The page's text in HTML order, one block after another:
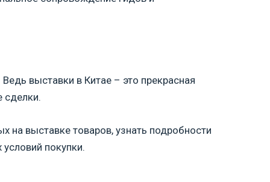
выставки в Китае – это прекрасная
сделки.
на выставке товаров, узнать подробности
покупки.